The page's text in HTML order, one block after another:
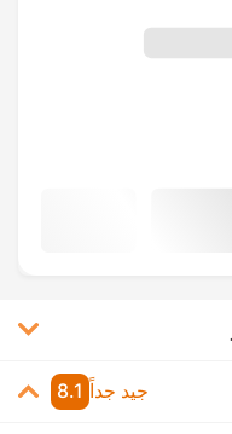
جيد جداً 8.1